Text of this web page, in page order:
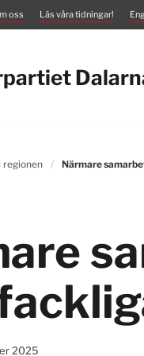
oss Läs våra tidningar!
regionen Närmare
2025